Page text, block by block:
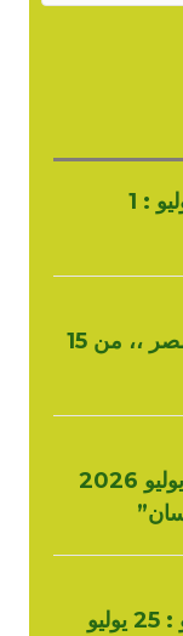
مرصد العدالة في مصر.. من 26 يوليو : 1
دفتر القضاء والعدالة الانتقالية في مصر ،، من 15
مرصد المجتمع المدني في مصر .. يوليو 2026
مرصد العدالة في مصر من 15 يوليو : 25 يوليو